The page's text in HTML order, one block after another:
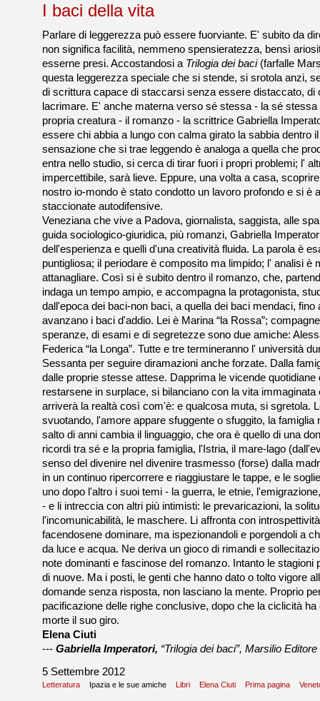
I baci della vita
Parlare di leggerezza può essere fuorviante. E' subito da
non significa facilità, nemmeno spensieratezza, bensì
esserne presi. Accostandosi a Trilogia dei baci (farfalle
questa leggerezza speciale che si stende, si srotola anzi,
di scrittura capace di staccarsi senza essere distaccato,
lacrimare. E' anche materna verso sé stessa - la sé
propria creatura - il romanzo - la scrittrice Gabriella
essere chi abbia a lungo con calma girato la sabbia dentro
sensazione che si trae leggendo è analoga a quella che
entra nello studio, si cerca di tirar fuori i propri problemi; l'
impercettibile, sarà lieve. Eppure, una volta a casa,
nostro io-mondo è stato condotto un lavoro profondo e si è
staccionate autodifensive.
Veneziana che vive a Padova, giornalista, saggista, alle
guida sociologico-giuridica, più romanzi, Gabriella
dell'esperienza e quelli d'una creatività fluida. La parola è
puntigliosa; il periodare è composito ma limpido; l' analisi è
attanagliare. Così si è subito dentro il romanzo, che,
indaga un tempo ampio, e accompagna la protagonista,
dall'epoca dei baci-non baci, a quella dei baci mendaci, fino
avanzano i baci d'addio. Lei è Marina “la Rossa”;
speranze, di esami e di segretezze sono due amiche:
Federica “la Longa”. Tutte e tre termineranno l' università
Sessanta per seguire diramazioni anche forzate. Dalla
dalle proprie stesse attese. Dapprima le vicende quotidiane
restarsene in surplace, si bilanciano con la vita immaginata
arriverà la realtà così com'è: e qualcosa muta, si sgretola.
svuotando, l'amore appare sfuggente o sfuggito, la famiglia
salto di anni cambia il linguaggio, che ora è quello di una
ricordi tra sé e la propria famiglia, l'Istria, il mare-lago
senso del divenire nel divenire trasmesso (forse) dalla
in un continuo ripercorrere e riaggiustare le tappe, e le
uno dopo l'altro i suoi temi - la guerra, le etnie,
- e li intreccia con altri più intimisti: le prevaricazioni, la
l'incomunicabilità, le maschere. Li affronta con
facendosene dominare, ma ispezionandoli e porgendoli a
da luce e acqua. Ne deriva un gioco di rimandi e
note dominanti e fascinose del romanzo. Intanto le stagioni
di nuove. Ma i posti, le genti che hanno dato o tolto vigore
domande senza risposta, non lasciano la mente. Proprio
pacificazione delle righe conclusive, dopo che la ciclicità
morte il suo giro.
Elena Ciuti
--- Gabriella Imperatori, “Trilogia dei baci”, Marsilio
5 Settembre 2012
Letteratura Ipazia e le sue amiche Libri Elena Ciuti Prima pagina